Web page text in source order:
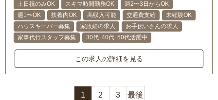
土日祝のみOK スキマ時間勤務OK
週2〜3日からOK
週1〜OK
扶養内OK 高収入可能 交通費支給
未経験OK
ハウスキーパー募集
家政婦の求人
お手伝いさんの求人
家事代行スタッフ募集
30代･40代･50代活躍中
この求人の詳細を見る
1 2 3 最後